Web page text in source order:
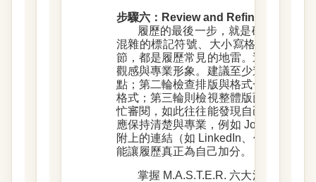
步驟六：Review and Refine 多重校對
履歷的最後一步，就是確保它「完
混雜的標記符號、大小寫格式、欄位
節，都是履歷常見的地雷。這些問題雖
觀感與專業形象。建議至少進行三輪檢
點；第二輪檢查排版與格式一致性，包
格式；第三輪則檢視整體版面與專業感
忙審閱，如此往往能發現自己忽略的錯
應保持清楚與專業，例如
附上的連結（如 LinkedIn、作品集）
能讓履歷真正為自己加分。
掌握 M.A.S.T.E.R. 六大法則後，